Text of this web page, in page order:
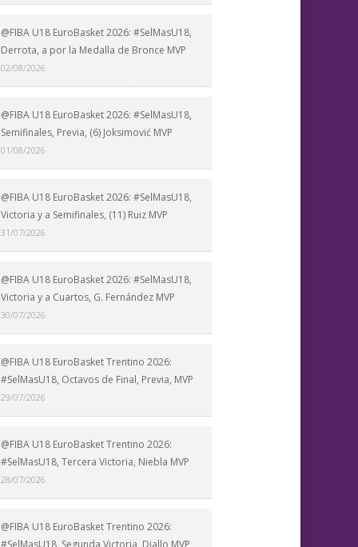
@FIBA U18 EuroBasket 2026: #SelMasU18,
Derrota, a por la Medalla de Bronce MVP
02/08/2026
@FIBA U18 EuroBasket 2026: #SelMasU18,
Semifinales, Previa, (6) Joksimović MVP
01/08/2026
@FIBA U18 EuroBasket 2026: #SelMasU18,
Victoria y a Semifinales, (11) Ruiz MVP
31/07/2026
@FIBA U18 EuroBasket 2026: #SelMasU18,
Victoria y a Cuartos, G. Fernández MVP
30/07/2026
@FIBA U18 EuroBasket Trentino 2026:
#SelMasU18, Octavos de Final, Previa, MVP
29/07/2026
@FIBA U18 EuroBasket Trentino 2026:
#SelMasU18, Tercera Victoria, Niebla MVP
28/07/2026
@FIBA U18 EuroBasket Trentino 2026:
#SelMasU18, Segunda Victoria, Diallo MVP